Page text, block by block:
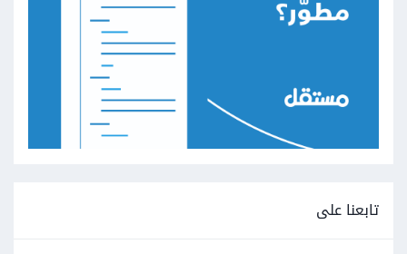
تابعنا على